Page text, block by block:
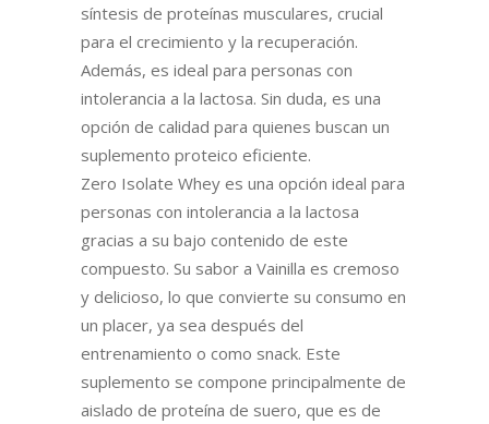
síntesis de proteínas musculares, crucial
para el crecimiento y la recuperación.
Además, es ideal para personas con
intolerancia a la lactosa. Sin duda, es una
opción de calidad para quienes buscan un
suplemento proteico eficiente.
Zero Isolate Whey es una opción ideal para
personas con intolerancia a la lactosa
gracias a su bajo contenido de este
compuesto. Su sabor a Vainilla es cremoso
y delicioso, lo que convierte su consumo en
un placer, ya sea después del
entrenamiento o como snack. Este
suplemento se compone principalmente de
aislado de proteína de suero, que es de